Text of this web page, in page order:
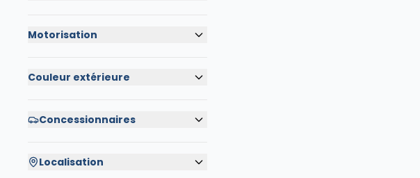
Motorisation
Couleur extérieure
Concessionnaires
Localisation